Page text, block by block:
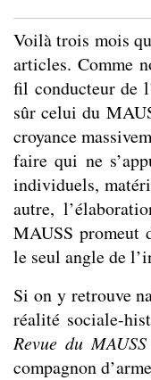
Voilà trois mois
articles. Comme
fil conducteur de
sûr celui du
croyance
faire qui ne
individuels,
autre,
MAUSS promeut
le seul angle de
Si on y retrouve
réalité sociale-
Revue du
compagnon